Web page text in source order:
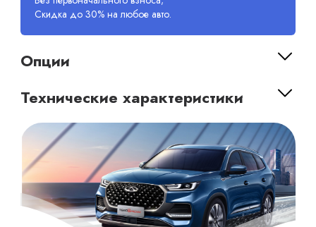
Скидка до 30% на любое авто.
Опции
Технические характеристики